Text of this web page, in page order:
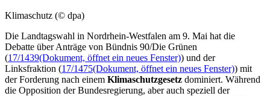
Klimaschutz (© dpa)
Die Landtagswahl in Nordrhein-Westfalen am 9. Mai hat die
Debatte über Anträge von Bündnis 90/Die Grünen
(17/1439(Dokument, öffnet ein neues Fenster)) und der
Linksfraktion (17/1475(Dokument, öffnet ein neues Fenster)) mit
der Forderung nach einem Klimaschutzgesetz dominiert. Während
die Opposition der Bundesregierung, aber auch speziell der